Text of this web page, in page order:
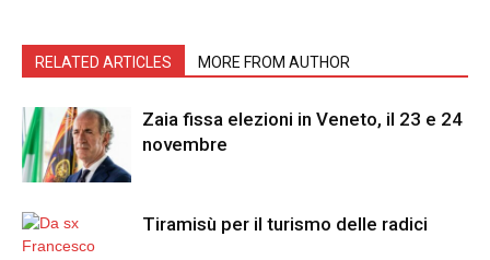
RELATED ARTICLES MORE FROM AUTHOR
Zaia fissa elezioni in Veneto, il 23 e 24
novembre
Tiramisù per il turismo delle radici